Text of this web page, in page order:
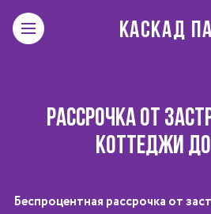
КАСКАД
РАССРОЧКА ОТ
КОТТЕДЖИ
Беспроцентная рассрочка от